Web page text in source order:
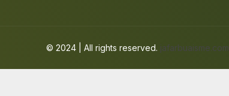
© 2024 | All rights reserved. jafarbuaisme.com